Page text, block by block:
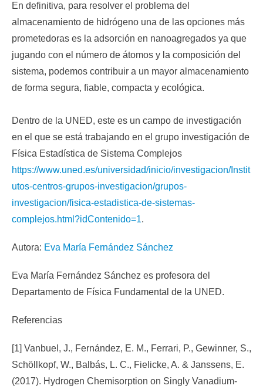
En definitiva, para resolver el problema del
almacenamiento de hidrógeno una de las opciones más
prometedoras es la adsorción en nanoagregados ya que
jugando con el número de átomos y la composición del
sistema, podemos contribuir a un mayor almacenamiento
de forma segura, fiable, compacta y ecológica.
Dentro de la UNED, este es un campo de investigación
en el que se está trabajando en el grupo investigación de
Física Estadística de Sistema Complejos
https://www.uned.es/universidad/inicio/investigacion/Instit
utos-centros-grupos-investigacion/grupos-
investigacion/fisica-estadistica-de-sistemas-
complejos.html?idContenido=1.
Autora: Eva María Fernández Sánchez
Eva María Fernández Sánchez es profesora del
Departamento de Física Fundamental de la UNED.
Referencias
[1] Vanbuel, J., Fernández, E. M., Ferrari, P., Gewinner, S.,
Schöllkopf, W., Balbás, L. C., Fielicke, A. & Janssens, E.
(2017). Hydrogen Chemisorption on Singly Vanadium‐